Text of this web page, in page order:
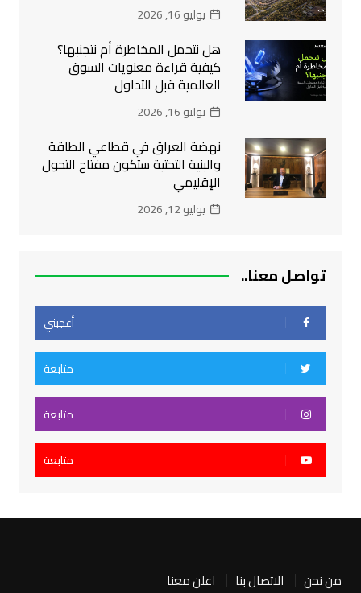
يوليو 16, 2026
هل نتحمل المخاطرة أم نتجنبها؟
كيفية قراءة معنويات السوق
العالمية قبل التداول
يوليو 16, 2026
نهضة العراق في قطاعي الطاقة
والبنية التحتية ستكون مفتاح التحول
الإقليمي
يوليو 12, 2026
تواصل معنا..
أعجبني
متابعة
متابعة
متابعة
من نحن الاتصال بنا اعلن معنا